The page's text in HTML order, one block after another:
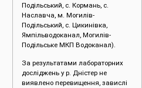
Подільський, с. Кормань, с.
Наславча, м. Могилів-
Подільський, с. Цикинівка,
Ямпільводоканал, Могилів-
Подільське МКП Водоканал).
За результатами лабораторних
досліджень у р. Дністер не
виявлено перевищення, завислі